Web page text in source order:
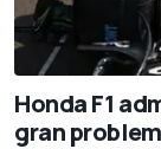
Honda F1
gran